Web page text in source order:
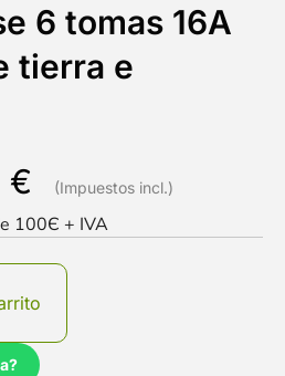
6 tomas 16A
tierra e
€
100Є + IVA